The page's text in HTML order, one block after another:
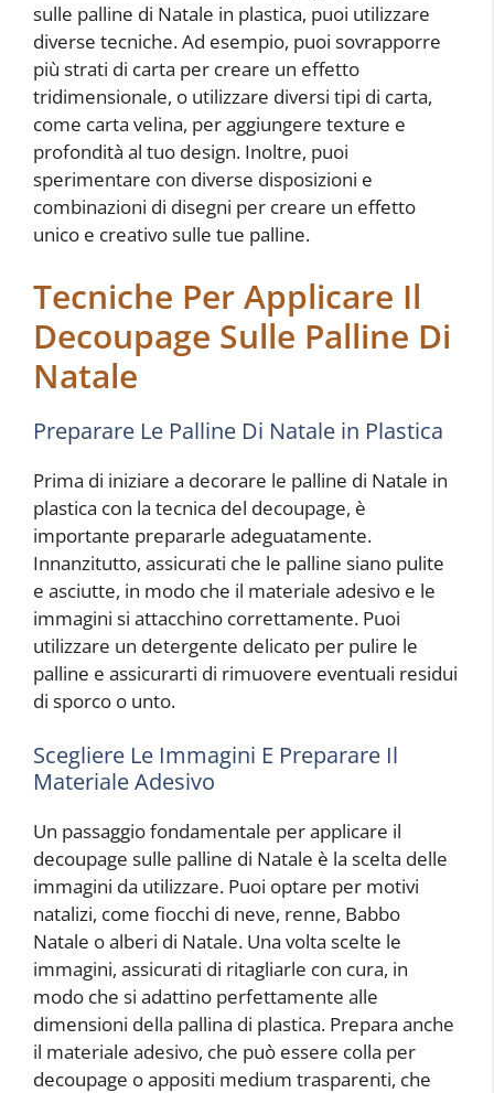
sulle palline di Natale in plastica, puoi utilizzare
diverse tecniche. Ad esempio, puoi sovrapporre
più strati di carta per creare un effetto
tridimensionale, o utilizzare diversi tipi di carta,
come carta velina, per aggiungere texture e
profondità al tuo design. Inoltre, puoi
sperimentare con diverse disposizioni e
combinazioni di disegni per creare un effetto
unico e creativo sulle tue palline.
Tecniche Per Applicare Il
Decoupage Sulle Palline Di
Natale
Preparare Le Palline Di Natale in Plastica
Prima di iniziare a decorare le palline di Natale in
plastica con la tecnica del decoupage, è
importante prepararle adeguatamente.
Innanzitutto, assicurati che le palline siano pulite
e asciutte, in modo che il materiale adesivo e le
immagini si attacchino correttamente. Puoi
utilizzare un detergente delicato per pulire le
palline e assicurarti di rimuovere eventuali residui
di sporco o unto.
Scegliere Le Immagini E Preparare Il
Materiale Adesivo
Un passaggio fondamentale per applicare il
decoupage sulle palline di Natale è la scelta delle
immagini da utilizzare. Puoi optare per motivi
natalizi, come fiocchi di neve, renne, Babbo
Natale o alberi di Natale. Una volta scelte le
immagini, assicurati di ritagliarle con cura, in
modo che si adattino perfettamente alle
dimensioni della pallina di plastica. Prepara anche
il materiale adesivo, che può essere colla per
decoupage o appositi medium trasparenti, che